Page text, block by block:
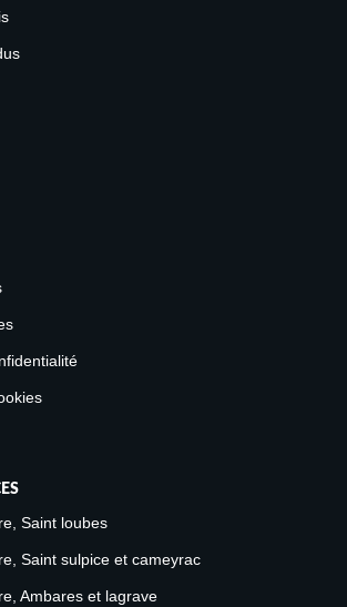
Saint loubes
Saint sulpice et cameyrac
Ambares et lagrave